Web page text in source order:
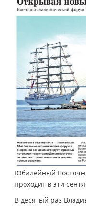
Юбилейный
проходит в эти
В десятый раз